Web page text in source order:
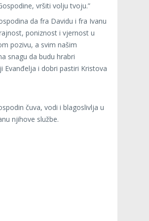
vršiti volju tvoju.”
da fra Davidu i fra Ivanu
poniznost i vjernost u
pozivu, a svim našim
snagu da budu hrabri
Evanđelja i dobri pastiri Kristova
čuva, vodi i blagoslivlja u
njihove službe.